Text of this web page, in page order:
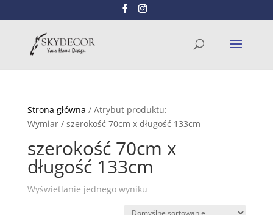
Strona główna / Atrybut produktu:
Wymiar / szerokość 70cm x długość 133cm
szerokość 70cm x
długość 133cm
Wyświetlanie jednego wyniku